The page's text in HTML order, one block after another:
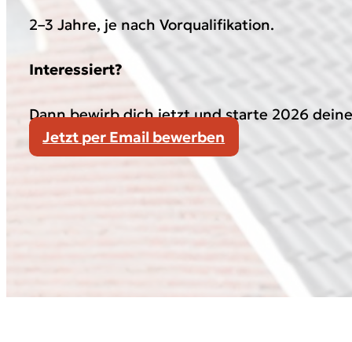
2–3 Jahre, je nach Vorqualifikation.
Interessiert?
Dann bewirb dich jetzt und starte 2026
Jetzt per Email bewerben